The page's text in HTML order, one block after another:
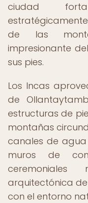
ciudad
de las
impresionante
sus pies.
Los Incas
de
estructuras de
montañas
canales de
muros de
arquitectónica
con el entorno